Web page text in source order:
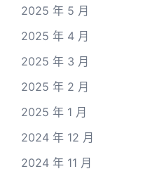
2025 年 5 月
2025 年 4 月
2025 年 3 月
2025 年 2 月
2025 年 1 月
2024 年 12 月
2024 年 11 月